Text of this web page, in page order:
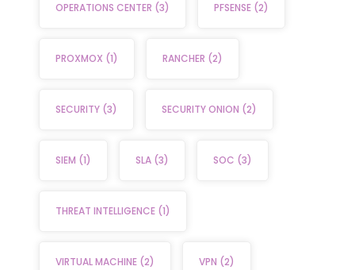
OPERATIONS CENTER (3) PFSENSE (2)
PROXMOX (1) RANCHER (2)
SECURITY (3) SECURITY ONION (2)
SIEM (1) SLA (3) SOC (3)
THREAT INTELLIGENCE (1)
VIRTUAL MACHINE (2) VPN (2)